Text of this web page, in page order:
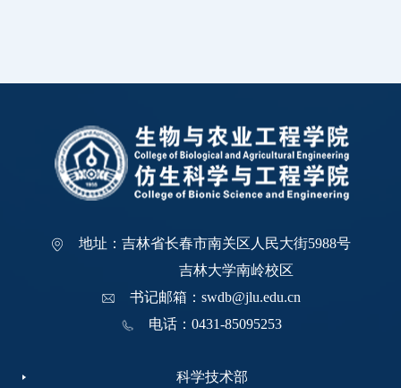
地址：吉林省长春市南关区人民大街5988号
吉林大学南岭校区
书记邮箱：swdb@jlu.edu.cn
电话：0431-85095253
科学技术部